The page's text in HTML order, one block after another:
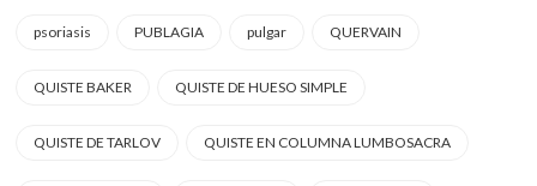
psoriasis PUBLAGIA pulgar QUERVAIN
QUISTE BAKER QUISTE DE HUESO SIMPLE
QUISTE DE TARLOV QUISTE EN COLUMNA LUMBOSACRA